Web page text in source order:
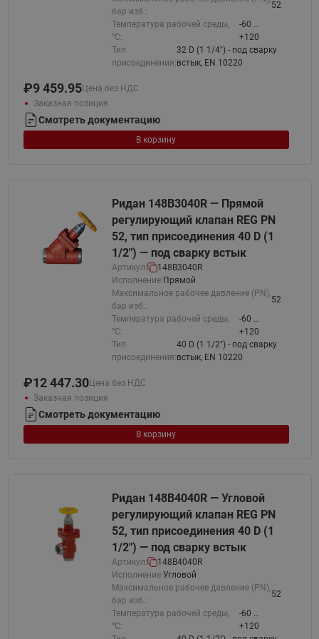
бар изб.:
52
Температура рабочей среды,
°С:
-60 …
+120
Тип
присоединения:
32 D (1 1/4") - под сварку
встык, EN 10220
₽9 459.95Цена без НДС
Заказная позиция
Смотреть документацию
В корзину
Ридан 148B3040R — Прямой
регулирующий клапан REG PN
52, тип присоединения 40 D (1
1/2") — под сварку встык
Артикул:
148B3040R
Исполнение: Прямой
Максимальное рабочее давление (PN),
бар изб.:
52
Температура рабочей среды,
°С:
-60 …
+120
Тип
присоединения:
40 D (1 1/2") - под сварку
встык, EN 10220
₽12 447.30Цена без НДС
Заказная позиция
Смотреть документацию
В корзину
Ридан 148B4040R — Угловой
регулирующий клапан REG PN
52, тип присоединения 40 D (1
1/2") — под сварку встык
Артикул:
148B4040R
Исполнение:Угловой
Максимальное рабочее давление (PN),
бар изб.:
52
Температура рабочей среды,
°С:
-60 …
+120